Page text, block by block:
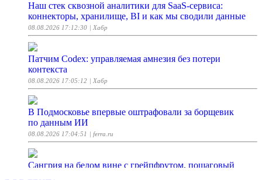
Наш стек сквозной аналитики для SaaS-сервиса:
коннекторы, хранилище, BI и как мы сводили данные
08.08.2026 17:12:30 | Хабр
Патчим Codex: управляемая амнезия без потери
контекста
08.08.2026 17:05:12 | Хабр
В Подмосковье впервые оштрафовали за борщевик
по данным ИИ
08.08.2026 17:04:51 | ferra.ru
Сангрия на белом вине с грейпфрутом, пошаговый